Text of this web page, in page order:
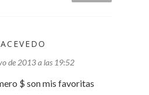
de 2013 a las 19:52
$ son mis favoritas